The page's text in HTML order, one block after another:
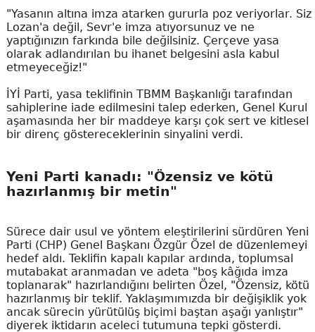
"Yasanın altına imza atarken gururla poz veriyorlar. Siz
Lozan'a değil, Sevr'e imza atıyorsunuz ve ne
yaptığınızın farkında bile değilsiniz. Çerçeve yasa
olarak adlandırılan bu ihanet belgesini asla kabul
etmeyeceğiz!"
İYİ Parti, yasa teklifinin TBMM Başkanlığı tarafından
sahiplerine iade edilmesini talep ederken, Genel Kurul
aşamasında her bir maddeye karşı çok sert ve kitlesel
bir direnç göstereceklerinin sinyalini verdi.
Yeni Parti kanadı: "Özensiz ve kötü
hazırlanmış bir metin"
Sürece dair usul ve yöntem eleştirilerini sürdüren Yeni
Parti (CHP) Genel Başkanı Özgür Özel de düzenlemeyi
hedef aldı. Teklifin kapalı kapılar ardında, toplumsal
mutabakat aranmadan ve adeta "boş kâğıda imza
toplanarak" hazırlandığını belirten Özel, "Özensiz, kötü
hazırlanmış bir teklif. Yaklaşımımızda bir değişiklik yok
ancak sürecin yürütülüş biçimi baştan aşağı yanlıştır"
diyerek iktidarın aceleci tutumuna tepki gösterdi.